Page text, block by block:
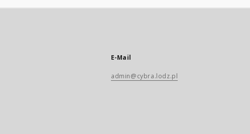
E-Mail
admin@cybra.lodz.pl